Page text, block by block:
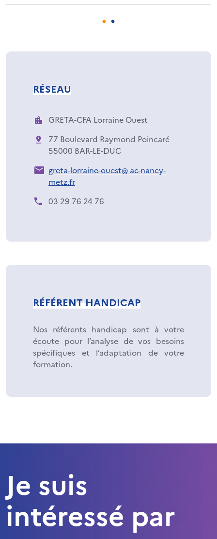
RÉSEAU
GRETA-CFA Lorraine Ouest
77 Boulevard Raymond Poincaré
55000 BAR-LE-DUC
greta-lorraine-ouest@ ac-nancy-
metz.fr
03 29 76 24 76
RÉFÉRENT HANDICAP
Nos référents handicap sont à votre
écoute pour l’analyse de vos besoins
spécifiques et l’adaptation de votre
formation.
Je suis
intéressé par